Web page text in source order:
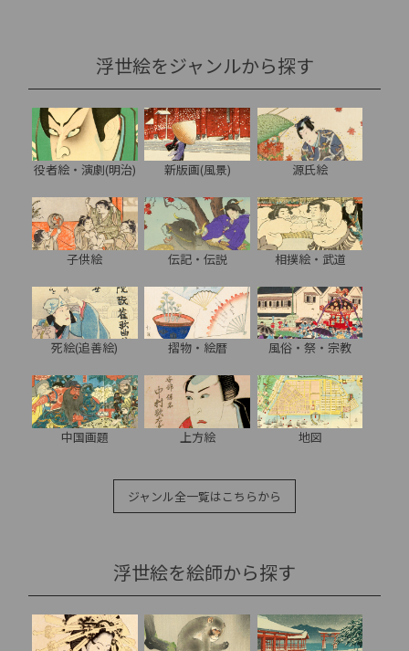
浮世絵をジャンルから探す
役者絵・演劇(明治) 新版画(風景) 源氏絵
子供絵 伝記・伝説 相撲絵・武道
死絵(追善絵) 摺物・絵暦 風俗・祭・宗教
中国画題 上方絵 地図
ジャンル全一覧はこちらから
浮世絵を絵師から探す